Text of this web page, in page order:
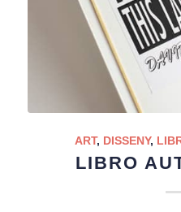
ART, DISSENY,
LIBRO